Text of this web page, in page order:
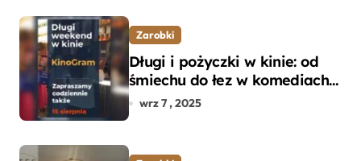
Zarobki
Długi i pożyczki w kinie: od
śmiechu do łez w komediach i
dramatach
wrz 7 , 2025